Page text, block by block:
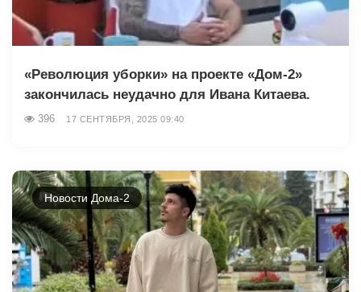
«Революция уборки» на проекте «Дом-2»
закончилась неудачно для Ивана Китаева.
396 17 СЕНТЯБРЯ, 2025 09:40
Новости Дома-2